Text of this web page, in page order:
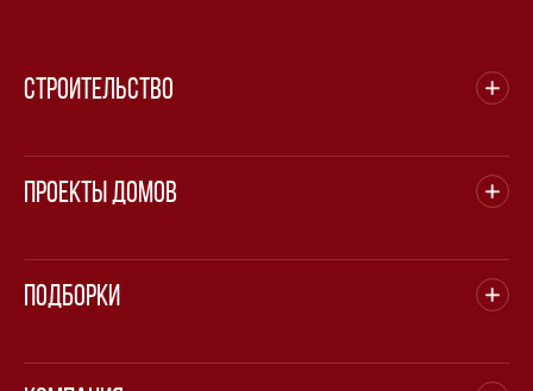
Строительство
Проекты домов
Подборки